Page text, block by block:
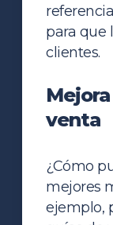
para que
clientes.
venta
¿Cómo
mejores
ejemplo,